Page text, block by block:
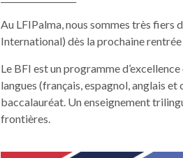
Au LFIPalma, nous sommes très fiers
International) dès la prochaine
Le BFI est un programme
langues (français, espagnol, anglais
baccalauréat. Un enseignement
frontières.